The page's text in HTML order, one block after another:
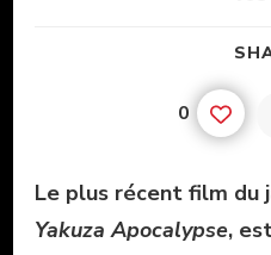
0
Le plus récent film du
Yakuza Apocalypse,